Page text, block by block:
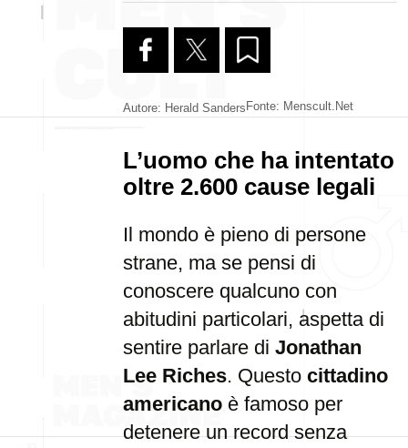
Autore: Herald Sanders Fonte: Menscult.net
L’uomo che ha intentato
oltre 2.600 cause legali
Il mondo è pieno di persone
strane, ma se pensi di
conoscere qualcuno con
abitudini particolari, aspetta di
sentire parlare di Jonathan
Lee Riches. Questo cittadino
americano è famoso per
detenere un record senza